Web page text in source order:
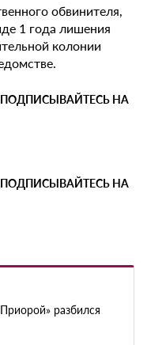
обвинителя,
1 года лишения
колонии
НА
НА
разбился